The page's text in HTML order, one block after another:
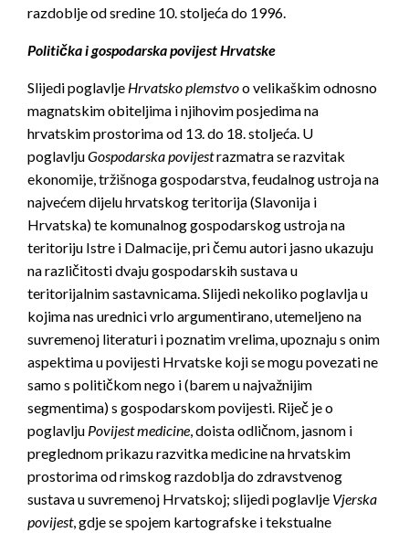
razdoblje od sredine 10. stoljeća do 1996.
Politička i gospodarskapovijest Hrvatske
Slijedi poglavlje Hrvatsko plemstvoo velikaškim odnosno
magnatskim obiteljima i njihovim posjedima na
hrvatskim prostorima od 13. do 18. stoljeća. U
poglavljuGospodarska povijestrazmatra se razvitak
ekonomije, tržišnoga gospodarstva, feudalnog ustroja na
najvećem dijelu hrvatskog teritorija (Slavonija i
Hrvatska) te komunalnog gospodarskog ustroja na
teritoriju Istre i Dalmacije, pri čemu autori jasno ukazuju
na različitosti dvaju gospodarskih sustava u
teritorijalnim sastavnicama. Slijedi nekoliko poglavlja u
kojima nas urednici vrlo argumentirano, utemeljeno na
suvremenoj literaturi i poznatim vrelima, upoznaju s onim
aspektima u povijesti Hrvatske koji se mogu povezati ne
samo s političkom nego i (barem u najvažnijim
segmentima) s gospodarskom povijesti. Riječ je o
poglavlju Povijest medicine, doista odličnom, jasnom i
preglednom prikazu razvitka medicine na hrvatskim
prostorima od rimskog razdoblja do zdravstvenog
sustava u suvremenoj Hrvatskoj; slijedi poglavlje Vjerska
povijest, gdje se spojem kartografske i tekstualne